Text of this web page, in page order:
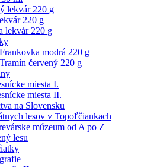
lekvár 220 g
220 g
lekvár 220 g
modrá 220 g
červený 220 g
miesta I.
miesta II.
na Slovensku
lesov v Topoľčiankach
múzeum od A po Z
lesu